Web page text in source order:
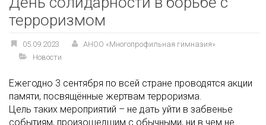
терроризмом
05.09.2023
АНОО «Многопрофильная гимназия»
Новости
Ежегодно 3 сентября по всей стране проводятся акции
памяти, посвящённые жертвам терроризма.
Цель таких мероприятий – не дать уйти в забвенье
событиям, произошедшим с обычными, ни в чем не